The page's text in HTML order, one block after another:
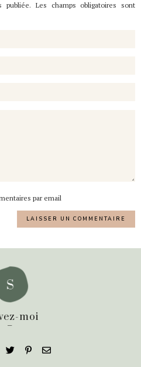
publiée. Les champs obligatoires sont
par email
moi
_